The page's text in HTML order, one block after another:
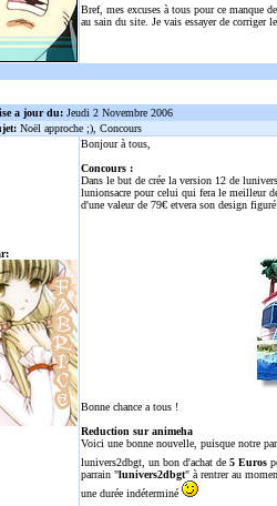
Bref, mes excuses à tous pour ce manque
au sain du site. Je vais essayer de corriger
a jour du: Jeudi 2 Novembre 2006
Noël approche ;), Concours
Bonjour à tous,
Concours :
Dans le but de crée la version 12 de
lunionsacre pour celui qui fera le meilleur
d'une valeur de 79€ etvera son design
Bonne chance a tous !
Reduction sur animeha
Voici une bonne nouvelle, puisque notre
lunivers2dbgt, un bon d'achat de 5 Euros
parrain "lunivers2dbgt" à rentrer au
une durée indéterminé